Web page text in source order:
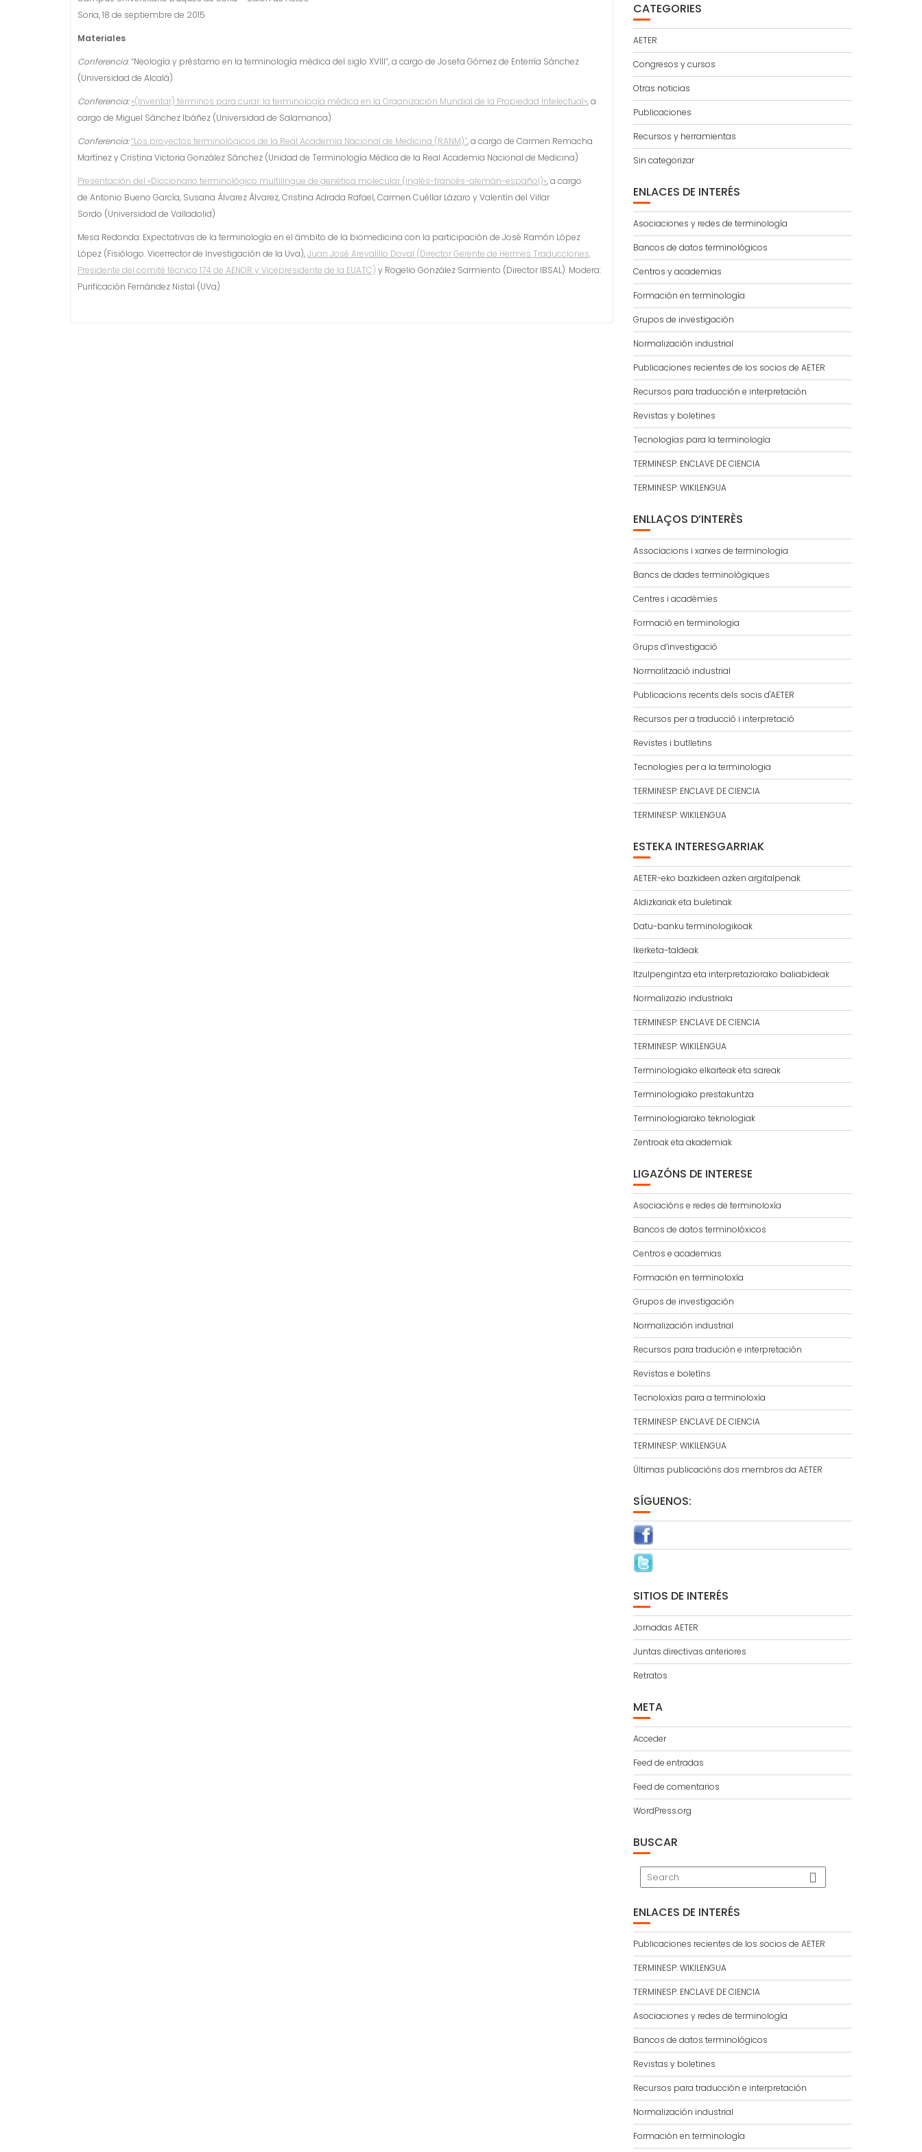
Soria, 18 de septiembre de 2015
Materiales
Conferencia: “Neología y préstamo en la terminología médica del siglo XVIII”, a cargo de Josefa Gómez de Enterría Sánchez
(Universidad de Alcalá)
Conferencia:«(Inventar) términos para curar: la terminología médica en la Organización Mundial de la Propiedad Intelectual», a
cargo de Miguel Sánchez Ibáñez (Universidad de Salamanca)
Conferencia:“Los proyectos terminológicos de la Real Academia Nacional de Medicina (RANM)”, a cargo de Carmen Remacha
Martínez y Cristina Victoria González Sánchez (Unidad de Terminología Médica de la Real Academia Nacional de Medicina)
Presentación del «Diccionario terminológico multilingüe de genética molecular (inglés-francés-alemán-español)», a cargo
de Antonio Bueno García, Susana Álvarez Álvarez, Cristina Adrada Rafael, Carmen Cuéllar Lázaro y Valentín del Villar
Sordo (Universidad de Valladolid)
Mesa Redonda: Expectativas de la terminología en el ámbito de la biomedicina con la participación de José Ramón López
López (Fisiólogo. Vicerrector de Investigación de la Uva),Juan José Arevalillo Doval (Director Gerente de Hermes Traducciones,
Presidente del comité técnico 174 de AENOR y Vicepresidente de la EUATC) y Rogelio González Sarmiento (Director IBSAL). Modera:
Purificación Fernández Nistal (UVa)
CATEGORIES
AETER
Congresos y cursos
Otras noticias
Publicaciones
Recursos y herramientas
Sin categorizar
ENLACES DE INTERÉS
Asociaciones y redes de terminología
Bancos de datos terminológicos
Centros y academias
Formación en terminología
Grupos de investigación
Normalización industrial
Publicaciones recientes de los socios de AETER
Recursos para traducción e interpretación
Revistas y boletines
Tecnologías para la terminología
TERMINESP: ENCLAVE DE CIENCIA
TERMINESP: WIKILENGUA
ENLLAÇOS D’INTERÈS
Associacions i xarxes de terminologia
Bancs de dades terminològiques
Centres i acadèmies
Formació en terminologia
Grups d’investigació
Normalització industrial
Publicacions recents dels socis d'AETER
Recursos per a traducció i interpretació
Revistes i butlletins
Tecnologies per a la terminologia
TERMINESP: ENCLAVE DE CIENCIA
TERMINESP: WIKILENGUA
ESTEKA INTERESGARRIAK
AETER-eko bazkideen azken argitalpenak
Aldizkariak eta buletinak
Datu-banku terminologikoak
Ikerketa-taldeak
Itzulpengintza eta interpretaziorako baliabideak
Normalizazio industriala
TERMINESP: ENCLAVE DE CIENCIA
TERMINESP: WIKILENGUA
Terminologiako elkarteak eta sareak
Terminologiako prestakuntza
Terminologiarako teknologiak
Zentroak eta akademiak
LIGAZÓNS DE INTERESE
Asociacións e redes de terminoloxía
Bancos de datos terminolóxicos
Centros e academias
Formación en terminoloxía
Grupos de investigación
Normalización industrial
Recursos para tradución e interpretación
Revistas e boletíns
Tecnoloxías para a terminoloxía
TERMINESP: ENCLAVE DE CIENCIA
TERMINESP: WIKILENGUA
Últimas publicacións dos membros da AETER
SÍGUENOS:
SITIOS DE INTERÉS
Jornadas AETER
Juntas directivas anteriores
Retratos
META
Acceder
Feed de entradas
Feed de comentarios
WordPress.org
BUSCAR
ENLACES DE INTERÉS
Publicaciones recientes de los socios de AETER
TERMINESP: WIKILENGUA
TERMINESP: ENCLAVE DE CIENCIA
Asociaciones y redes de terminología
Bancos de datos terminológicos
Revistas y boletines
Recursos para traducción e interpretación
Normalización industrial
Formación en terminología